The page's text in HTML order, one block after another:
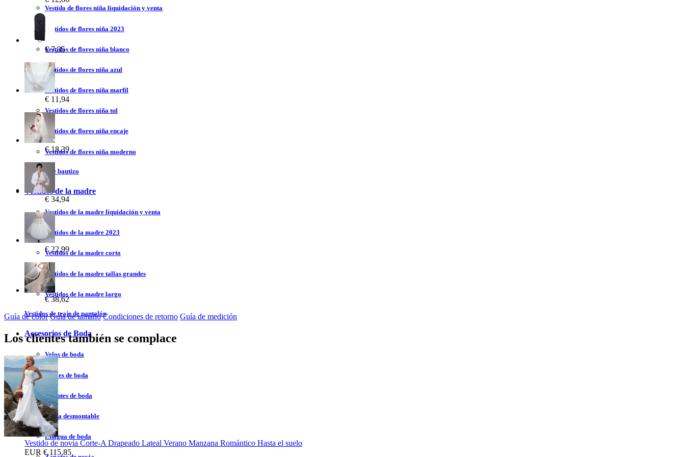
Vestido de flores niña liquidación y venta
Vestidos de flores niña 2023
Vestidos de flores niña blanco
Vestidos de flores niña azul
Vestidos de flores niña marfil
Vestidos de flores niña tul
Vestidos de flores niña encaje
Vestidos de flores niña moderno
Vestidos de bautizo
Vestidos de la madre
Vestidos de la madre liquidación y venta
Vestidos de la madre 2023
Vestidos de la madre corto
Vestidos de la madre tallas grandes
Vestidos de la madre largo
Vestidos de traje de pantalón
Accesorios de Boda
Velos de boda
Chales de boda
Guantes de boda
Falda desmontable
Enagua de boda
€ 7,35
€ 11,94
€ 18,39
€ 34,94
€ 22,99
€ 38,62
Guía de color Guía de tamaño Condiciones de retorno Guía de medición
Los clientes también se complace
Vestido de novia Corte-A Drapeado Lateal Verano Manzana Romántico Hasta el suelo
EUR € 115,85